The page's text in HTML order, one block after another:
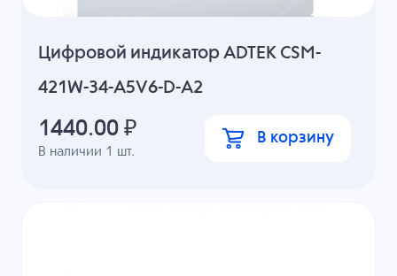
Цифровой индикатор ADTEK CSM-
421W-34-A5V6-D-A2
В наличии 1 шт.
1440.00 ₽ В корзину